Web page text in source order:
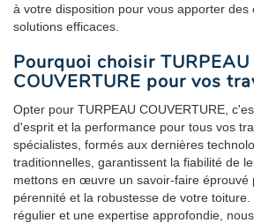
à votre disposition pour vous apporter des
solutions efficaces.
Pourquoi choisir TURPEAU
COUVERTURE pour vos
Opter pour TURPEAU COUVERTURE,
d'esprit et la performance pour tous vos
spécialistes, formés aux dernières
traditionnelles, garantissent la fiabilité de
mettons en œuvre un savoir-faire éprouvé
pérennité et la robustesse de votre
régulier et une expertise approfondie,